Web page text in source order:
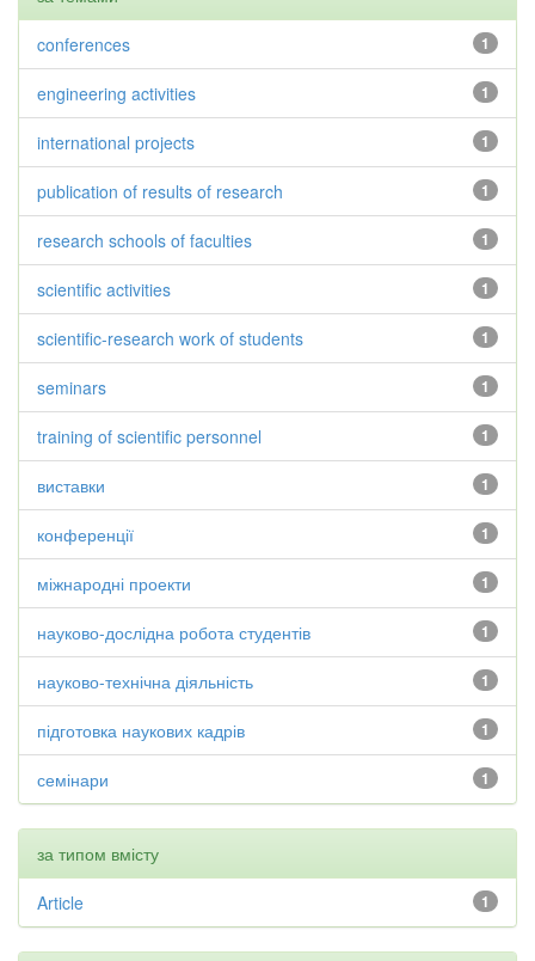
1
conferences
1
engineering activities
1
international projects
1
publication of results of research
1
research schools of faculties
1
scientific activities
1
scientific-research work of students
1
seminars
1
training of scientific personnel
1
виставки
1
конференції
1
міжнародні проекти
1
науково-дослідна робота студентів
1
науково-технічна діяльність
1
підготовка наукових кадрів
1
семінари
за типом вмісту
1
Article